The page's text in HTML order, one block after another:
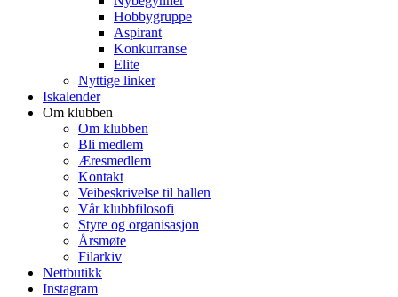
Hobbygruppe
Aspirant
Konkurranse
Elite
Nyttige linker
Iskalender
Om klubben
Om klubben
Bli medlem
Æresmedlem
Kontakt
Veibeskrivelse til hallen
Vår klubbfilosofi
Styre og organisasjon
Årsmøte
Filarkiv
Nettbutikk
Instagram